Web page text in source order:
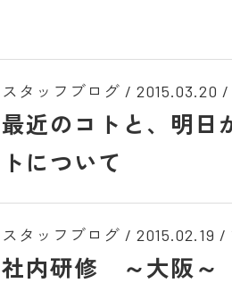
スタッフブログ / 2015.03.20 /
最近のコトと、明日
トについて
スタッフブログ / 2015.02.19 /
社内研修 ～大阪～